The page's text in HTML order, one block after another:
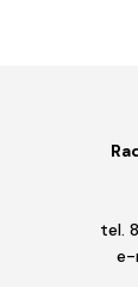
tel.
e-